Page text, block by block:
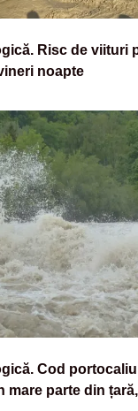
Risc de viituri
noapte
Cod
mare parte din